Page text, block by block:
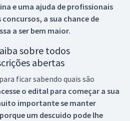
e uma ajuda de profissionais
concursos, a sua chance de
a ser bem maior.
sobre todos
abertas
ficar sabendo quais são
o edital para começar a sua
importante se manter
um descuido pode lhe